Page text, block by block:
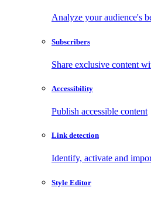
Analyze your audience's
Subscribers
Share exclusive content
Accessibility
Publish accessible content
Link detection
Identify, activate and
Style Editor